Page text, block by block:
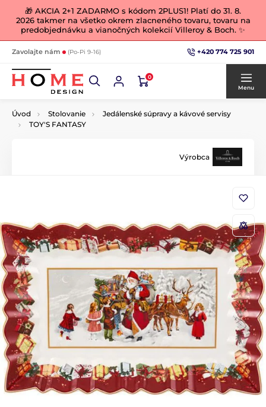
🎁 AKCIA 2+1 ZADARMO s kódom 2PLUS1! Platí do 31. 8.
2026 takmer na všetko okrem zlacneného tovaru, tovaru na
predobjednávku a vianočných kolekcií Villeroy & Boch. ✨
Zavolajte nám (Po-Pi 9-16) +420 774 725 901
0
Menu
Úvod Stolovanie
Jedálenské súpravy a kávové servisy
TOY'S FANTASY
Výrobca